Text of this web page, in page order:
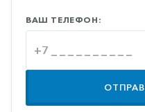
Противогрибковые
ВАШ ТЕЛЕФОН: